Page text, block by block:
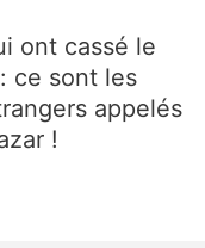
ont cassé le
ce sont les
appelés
!